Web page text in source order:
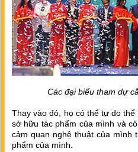
Các đại biểu tham dự
Thay vào đó, họ có thể tự do
sở hữu tác phẩm của mình và
cảm quan nghệ thuật của mình
phẩm của mình.